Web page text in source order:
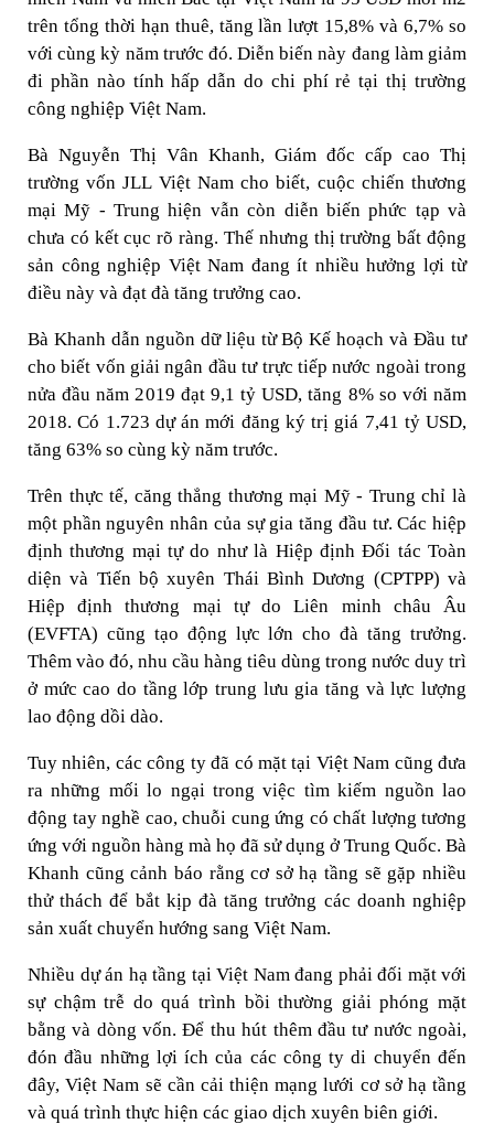
trên tổng thời hạn thuê, tăng lần lượt 15,8% và 6,7% so
với cùng kỳ năm trước đó. Diễn biến này đang làm giảm
đi phần nào tính hấp dẫn do chi phí rẻ tại thị trường
công nghiệp Việt Nam.
Bà Nguyễn Thị Vân Khanh, Giám đốc cấp cao Thị
trường vốn JLL Việt Nam cho biết, cuộc chiến thương
mại Mỹ - Trung hiện vẫn còn diễn biến phức tạp và
chưa có kết cục rõ ràng. Thế nhưng thị trường bất động
sản công nghiệp Việt Nam đang ít nhiều hưởng lợi từ
điều này và đạt đà tăng trưởng cao.
Bà Khanh dẫn nguồn dữ liệu từ Bộ Kế hoạch và Đầu tư
cho biết vốn giải ngân đầu tư trực tiếp nước ngoài trong
nửa đầu năm 2019 đạt 9,1 tỷ USD, tăng 8% so với năm
2018. Có 1.723 dự án mới đăng ký trị giá 7,41 tỷ USD,
tăng 63% so cùng kỳ năm trước.
Trên thực tế, căng thẳng thương mại Mỹ - Trung chỉ là
một phần nguyên nhân của sự gia tăng đầu tư. Các hiệp
định thương mại tự do như là Hiệp định Đối tác Toàn
diện và Tiến bộ xuyên Thái Bình Dương (CPTPP) và
Hiệp định thương mại tự do Liên minh châu Âu
(EVFTA) cũng tạo động lực lớn cho đà tăng trưởng.
Thêm vào đó, nhu cầu hàng tiêu dùng trong nước duy trì
ở mức cao do tầng lớp trung lưu gia tăng và lực lượng
lao động dồi dào.
Tuy nhiên, các công ty đã có mặt tại Việt Nam cũng đưa
ra những mối lo ngại trong việc tìm kiếm nguồn lao
động tay nghề cao, chuỗi cung ứng có chất lượng tương
ứng với nguồn hàng mà họ đã sử dụng ở Trung Quốc. Bà
Khanh cũng cảnh báo rằng cơ sở hạ tầng sẽ gặp nhiều
thử thách để bắt kịp đà tăng trưởng các doanh nghiệp
sản xuất chuyển hướng sang Việt Nam.
Nhiều dự án hạ tầng tại Việt Nam đang phải đối mặt với
sự chậm trễ do quá trình bồi thường giải phóng mặt
bằng và dòng vốn. Để thu hút thêm đầu tư nước ngoài,
đón đầu những lợi ích của các công ty di chuyển đến
đây, Việt Nam sẽ cần cải thiện mạng lưới cơ sở hạ tầng
và quá trình thực hiện các giao dịch xuyên biên giới.